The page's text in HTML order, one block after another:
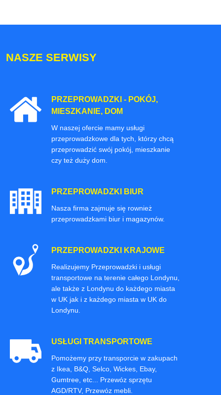
NASZE SERWISY
PRZEPROWADZKI - POKÓJ,
MIESZKANIE, DOM
W naszej ofercie mamy usługi
przeprowadzkowe dla tych, którzy chcą
przeprowadzić swój pokój, mieszkanie
czy też duży dom.
PRZEPROWADZKI BIUR
Nasza firma zajmuje się rownież
przeprowadzkami biur i magazynów.
PRZEPROWADZKI KRAJOWE
Realizujemy Przeprowadzki i usługi
transportowe na terenie całego Londynu,
ale także z Londynu do każdego miasta
w UK jak i z każdego miasta w UK do
Londynu.
USŁUGI TRANSPORTOWE
Pomożemy przy transporcie w zakupach
z Ikea, B&Q, Selco, Wickes, Ebay,
Gumtree, etc... Przewóz sprzętu
AGD/RTV, Przewóz mebli.